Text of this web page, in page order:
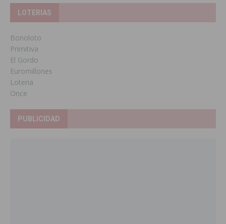
LOTERIAS
Bonoloto
Primitiva
El Gordo
Euromillones
Loteria
Once
PUBLICIDAD